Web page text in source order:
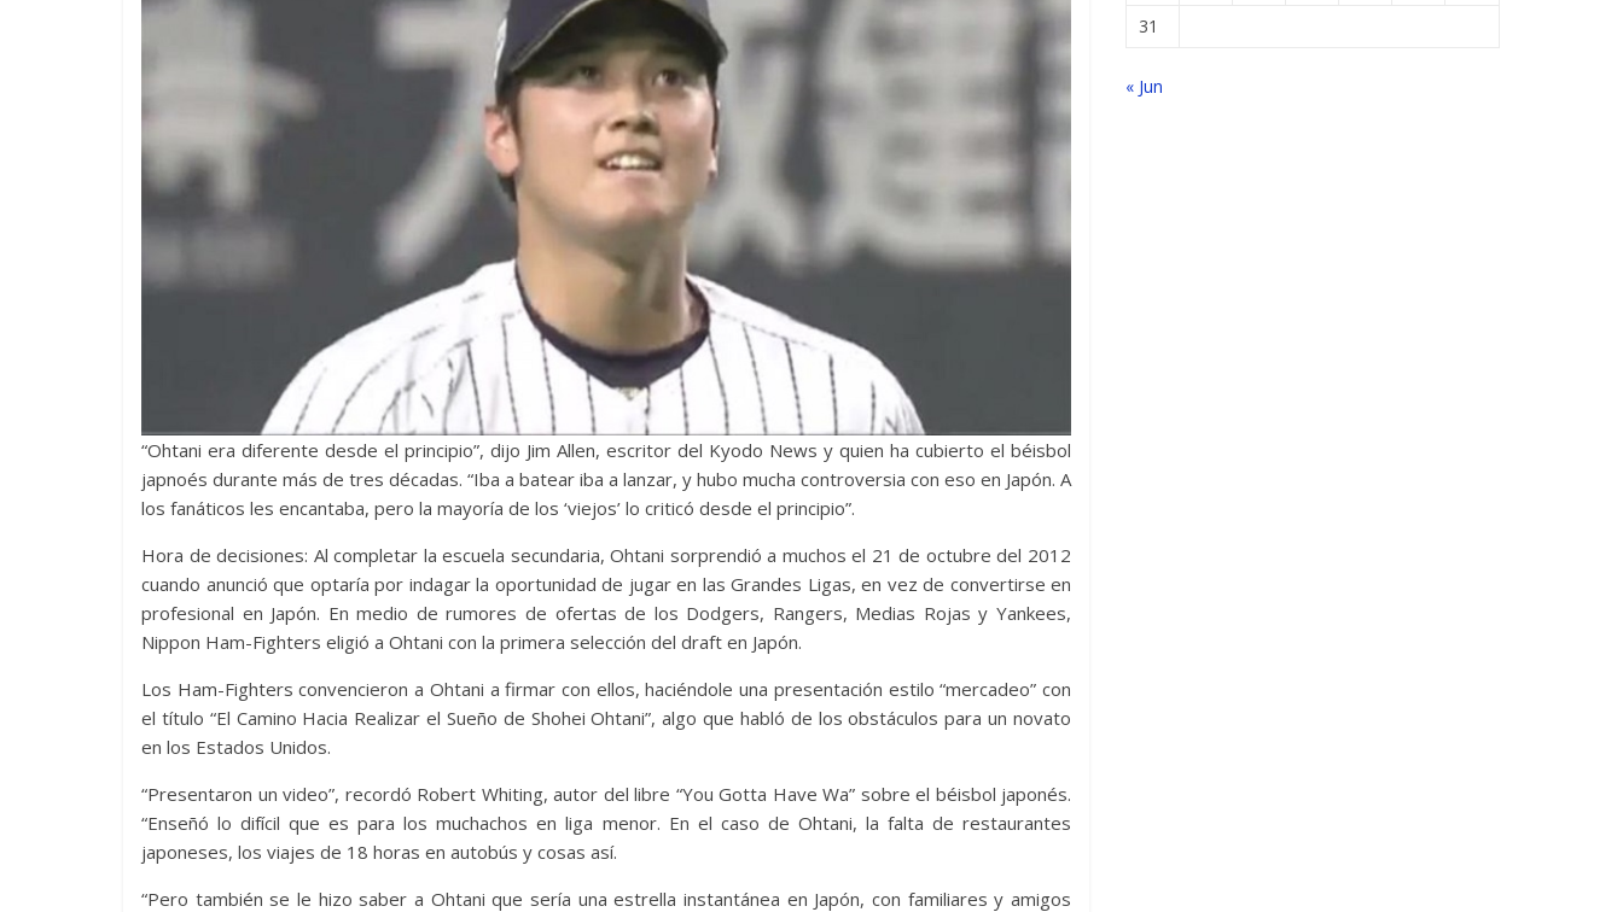
“Ohtani era diferente desde el principio”, dijo Jim Allen, escritor del Kyodo News y quien ha cubierto el béisbol
japnoés durante más de tres décadas. “Iba a batear iba a lanzar, y hubo mucha controversia con eso en Japón. A
los fanáticos les encantaba, pero la mayoría de los ‘viejos’ lo criticó desde el principio”.
Hora de decisiones: Al completar la escuela secundaria, Ohtani sorprendió a muchos el 21 de octubre del 2012
cuando anunció que optaría por indagar la oportunidad de jugar en las Grandes Ligas, en vez de convertirse en
profesional en Japón. En medio de rumores de ofertas de los Dodgers, Rangers, Medias Rojas y Yankees,
Nippon Ham-Fighters eligió a Ohtani con la primera selección del draft en Japón.
Los Ham-Fighters convencieron a Ohtani a firmar con ellos, haciéndole una presentación estilo “mercadeo” con
el título “El Camino Hacia Realizar el Sueño de Shohei Ohtani”, algo que habló de los obstáculos para un novato
en los Estados Unidos.
“Presentaron un video”, recordó Robert Whiting, autor del libre “You Gotta Have Wa” sobre el béisbol japonés.
“Enseñó lo difícil que es para los muchachos en liga menor. En el caso de Ohtani, la falta de restaurantes
japoneses, los viajes de 18 horas en autobús y cosas así.
“Pero también se le hizo saber a Ohtani que sería una estrella instantánea en Japón, con familiares y amigos
31
« Jun